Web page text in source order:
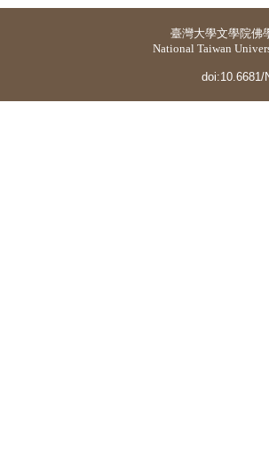
臺灣大學文學院佛
National Taiwan
doi:10.6681/